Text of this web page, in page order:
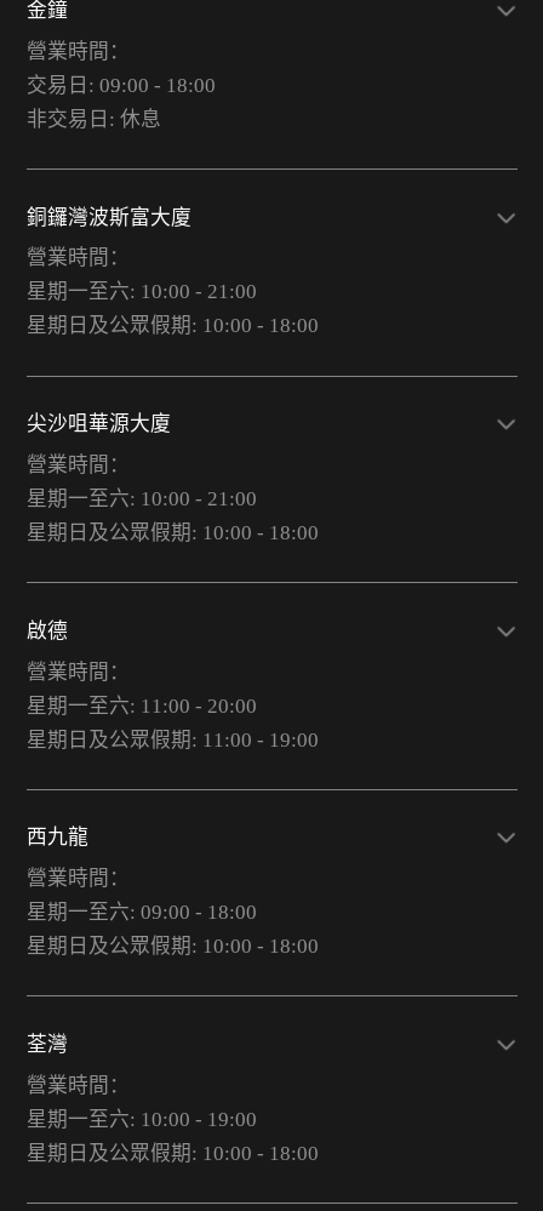
金鐘
營業時間：
交易日: 09:00 - 18:00
非交易日: 休息
銅鑼灣波斯富大廈
營業時間：
星期一至六: 10:00 - 21:00
星期日及公眾假期: 10:00 - 18:00
尖沙咀華源大廈
營業時間：
星期一至六: 10:00 - 21:00
星期日及公眾假期: 10:00 - 18:00
啟德
營業時間：
星期一至六: 11:00 - 20:00
星期日及公眾假期: 11:00 - 19:00
西九龍
營業時間：
星期一至六: 09:00 - 18:00
星期日及公眾假期: 10:00 - 18:00
荃灣
營業時間：
星期一至六: 10:00 - 19:00
星期日及公眾假期: 10:00 - 18:00